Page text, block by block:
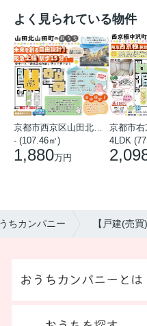
よく見られている物件
- (107.46㎡)
1,880万円
4LDK
ちカンパニー 【戸建(売